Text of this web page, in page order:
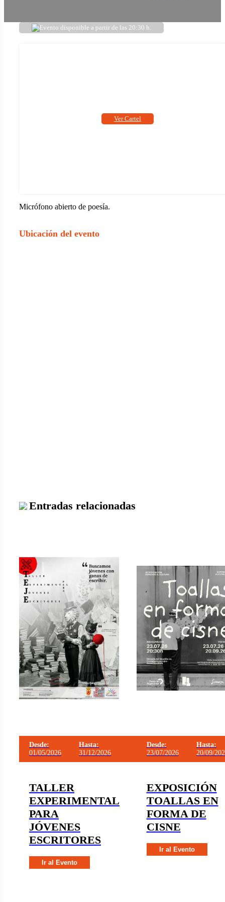
Evento disponible a partir de las 20:30 h.
Micrófono abierto de poesía.
Ver Cartel
Ubicación del evento
Entradas relacionadas
Desde:
01/05/2026
Hasta:
31/12/2026
TALLER
EXPERIMENTAL
PARA
JÓVENES
ESCRITORES
Ir al Evento
Desde:
23/07/2026
Hasta:
20/09/
EXPOSICIÓN
TOALLAS EN
FORMA DE
CISNE
Ir al Evento